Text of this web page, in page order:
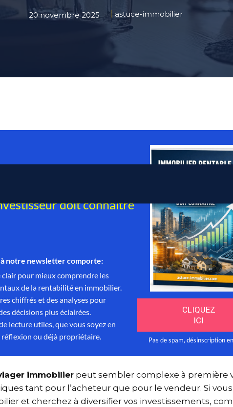
20 novembre 2025 astuce-immobilier
viager immobilierpeut sembler complexe à première
tant pour l’acheteur que pour le vendeur. Si
et cherchez à diversifier vos investissements,